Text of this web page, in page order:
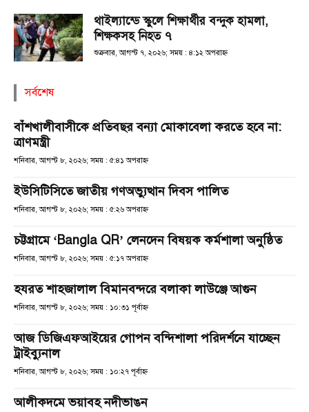
থাইল্যান্ডে স্কুলে শিক্ষার্থীর বন্দুক হামলা,
শিক্ষকসহ নিহত ৭
শুক্রবার, আগস্ট ৭, ২০২৬; সময় : ৪:১২ অপরাহ্ণ
সর্বশেষ
বাঁশখালীবাসীকে প্রতিবছর বন্যা মোকাবেলা করতে হবে না:
ত্রাণমন্ত্রী
শনিবার, আগস্ট ৮, ২০২৬; সময় : ৫:৪১ অপরাহ্ণ
ইউসিটিসিতে জাতীয় গণঅভ্যুত্থান দিবস পালিত
শনিবার, আগস্ট ৮, ২০২৬; সময় : ৫:২৬ অপরাহ্ণ
চট্টগ্রামে ‘Bangla QR’ লেনদেন বিষয়ক কর্মশালা অনুষ্ঠিত
শনিবার, আগস্ট ৮, ২০২৬; সময় : ৫:১৭ অপরাহ্ণ
হযরত শাহজালাল বিমানবন্দরে বলাকা লাউঞ্জে আগুন
শনিবার, আগস্ট ৮, ২০২৬; সময় : ১০:৩১ পূর্বাহ্ণ
আজ ডিজিএফআইয়ের গোপন বন্দিশালা পরিদর্শনে যাচ্ছেন
ট্রাইব্যুনাল
শনিবার, আগস্ট ৮, ২০২৬; সময় : ১০:২৭ পূর্বাহ্ণ
আলীকদমে ভয়াবহ নদীভাঙন